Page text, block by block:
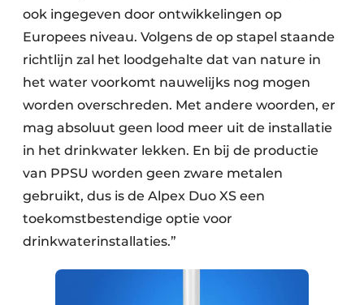
ook ingegeven door ontwikkelingen op
Europees niveau. Volgens de op stapel staande
richtlijn zal het loodgehalte dat van nature in
het water voorkomt nauwelijks nog mogen
worden overschreden. Met andere woorden, er
mag absoluut geen lood meer uit de installatie
in het drinkwater lekken. En bij de productie
van PPSU worden geen zware metalen
gebruikt, dus is de Alpex Duo XS een
toekomstbestendige optie voor
drinkwaterinstallaties.”